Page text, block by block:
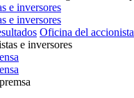
e inversores
e inversores
Oficina del accionista